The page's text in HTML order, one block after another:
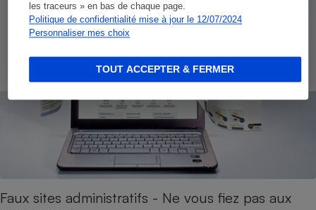
les traceurs » en bas de chaque page.
Politique de confidentialité mise à jour le 12/07/2024
Personnaliser mes choix
TOUT ACCEPTER & FERMER
Faux sites administratifs - Ne vous fiez pas aux